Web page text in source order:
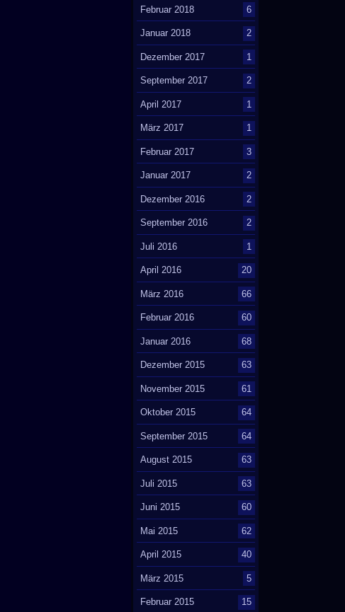
Februar 2018 6
Januar 2018 2
Dezember 2017 1
September 2017 2
April 2017 1
März 2017 1
Februar 2017 3
Januar 2017 2
Dezember 2016 2
September 2016 2
Juli 2016 1
April 2016 20
März 2016 66
Februar 2016 60
Januar 2016 68
Dezember 2015 63
November 2015 61
Oktober 2015 64
September 2015 64
August 2015 63
Juli 2015 63
Juni 2015 60
Mai 2015 62
April 2015 40
März 2015 5
Februar 2015 15